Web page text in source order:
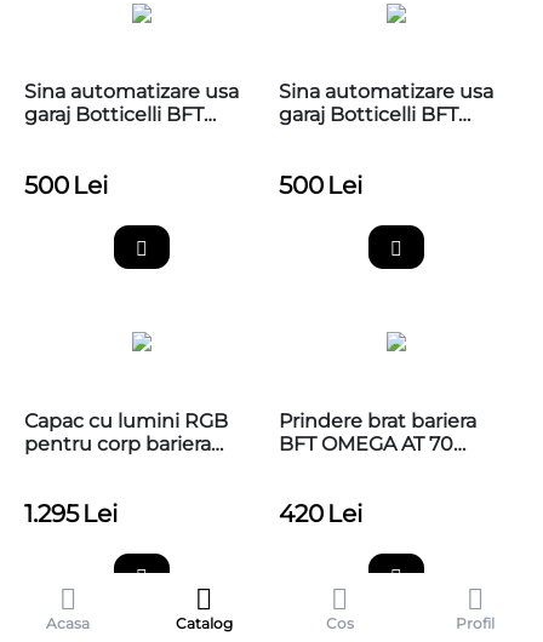
Sina automatizare usa
garaj Botticelli BFT
500 Lei
Sina automatizare usa
garaj Botticelli BFT
500 Lei
Capac cu lumini RGB
pentru corp bariera
1.295 Lei
Prindere brat bariera
BFT OMEGA AT 70
420 Lei
Acasa Catalog Cos Profil